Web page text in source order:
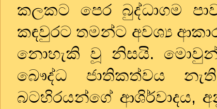
කලකට පෙර බුද්ධාගම
කඳවුරට තමන්ට අවශ්‍ය
නොහැකි වූ නිසයි.
බෞද්ධ ජාතිකත්වය
බටහිරයන්ගේ ආශිර්වාදය,